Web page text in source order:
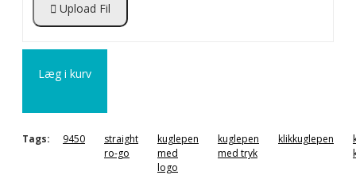
Upload Fil
Læg i kurv
Tags: 9450
straight
ro-go
kuglepen
med
logo
kuglepen
med tryk
klikkuglepen